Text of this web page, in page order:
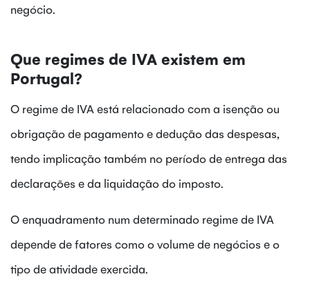
negócio.
Que regimes de IVA existem em
Portugal?
O regime de IVA está relacionado com a isenção ou
obrigação de pagamento e dedução das despesas,
tendo implicação também no período de entrega das
declarações e da liquidação do imposto.
O enquadramento num determinado regime de IVA
depende de fatores como o volume de negócios e o
tipo de atividade exercida.